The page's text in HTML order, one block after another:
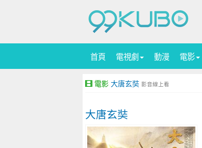
首頁 電視劇 動漫 電影
電影 大唐玄奘 影音線上看
大唐玄奘